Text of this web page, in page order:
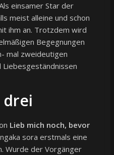
einsamer Star der
meist alleine und schon
ihm an. Trotzdem wird
Begegnungen
mal zweideutigen
Liebesgeständnissen
Lieb mich noch, bevor
sora erstmals eine
Wurde der Vorgänger